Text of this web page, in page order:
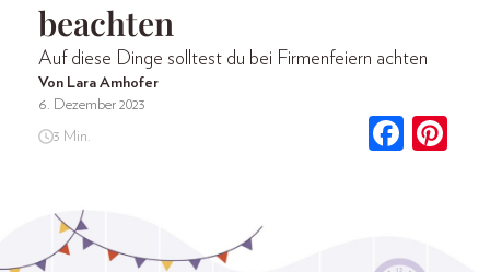
beachten
Auf diese Dinge solltest du bei Firmenfeiern achten
Von Lara Amhofer
6. Dezember 2023
3 Min.